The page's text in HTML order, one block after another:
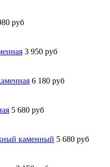
руб
3 950 руб
6 180 руб
5 680 руб
каменный 5 680 руб